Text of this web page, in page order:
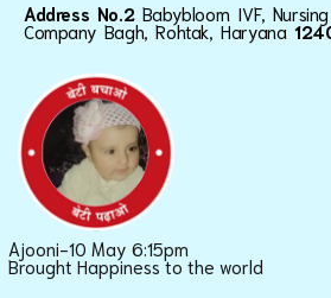
Address No.2 Babybloom IVF,
Company Bagh, Rohtak, Haryana
Ajooni-10 May 6:15pm
Brought Happiness to the world